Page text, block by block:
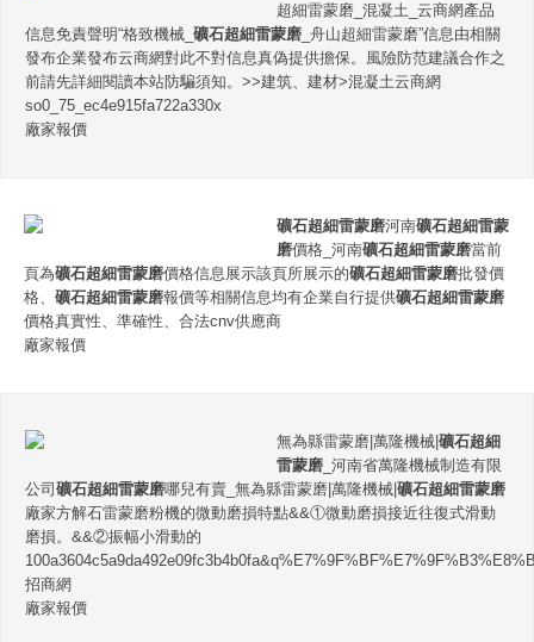
超細雷蒙磨_混凝土_云商網產品
信息免責聲明“格致機械_ 礦石超細雷蒙磨 _舟山超細雷蒙磨”信息由相關
發布企業發布云商網對此不對信息真偽提供擔保。風險防范建議合作之
前請先詳細閱讀本站防騙須知。>>建筑、建材>混凝土云商網
so0_75_ec4e915fa722a330x
廠家報價
礦石超細雷蒙磨河南礦石超細雷蒙
磨價格_河南礦石超細雷蒙磨當前
頁為礦石超細雷蒙磨價格信息展示該頁所展示的礦石超細雷蒙磨批發價
格、 礦石超細雷蒙磨報價等相關信息均有企業自行提供礦石超細雷蒙磨
價格真實性、準確性、合法cnv供應商
廠家報價
無為縣雷蒙磨|萬隆機械|礦石超細
雷蒙磨 _河南省萬隆機械制造有限
公司 礦石超細雷蒙磨哪兒有賣_無為縣雷蒙磨|萬隆機械| 礦石超細雷蒙磨
廠家方解石雷蒙磨粉機的微動磨損特點&&①微動磨損接近往復式滑動
磨損。&&②振幅小滑動的
招商網
廠家報價